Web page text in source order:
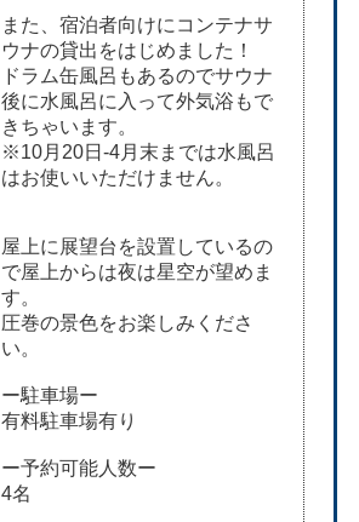
また、宿泊者向けにコンテナサ
ウナの貸出をはじめました！
ドラム缶風呂もあるのでサウナ
後に水風呂に入って外気浴もで
きちゃいます。
※10月20日-4月末までは水風呂
はお使いいただけません。
屋上に展望台を設置しているの
で屋上からは夜は星空が望めま
す。
圧巻の景色をお楽しみくださ
い。
ー駐車場ー
有料駐車場有り
ー予約可能人数ー
4名